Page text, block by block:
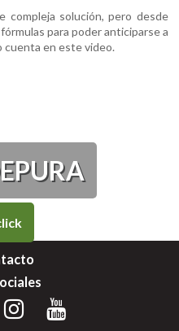
compleja solución, pero desde
para poder anticiparse a
cuenta en este video.